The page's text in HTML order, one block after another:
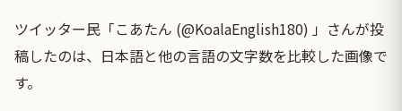
ツイッター民「こあたん (@KoalaEnglish180) 」さんが投
稿したのは、日本語と他の言語の文字数を比較した画像で
す。